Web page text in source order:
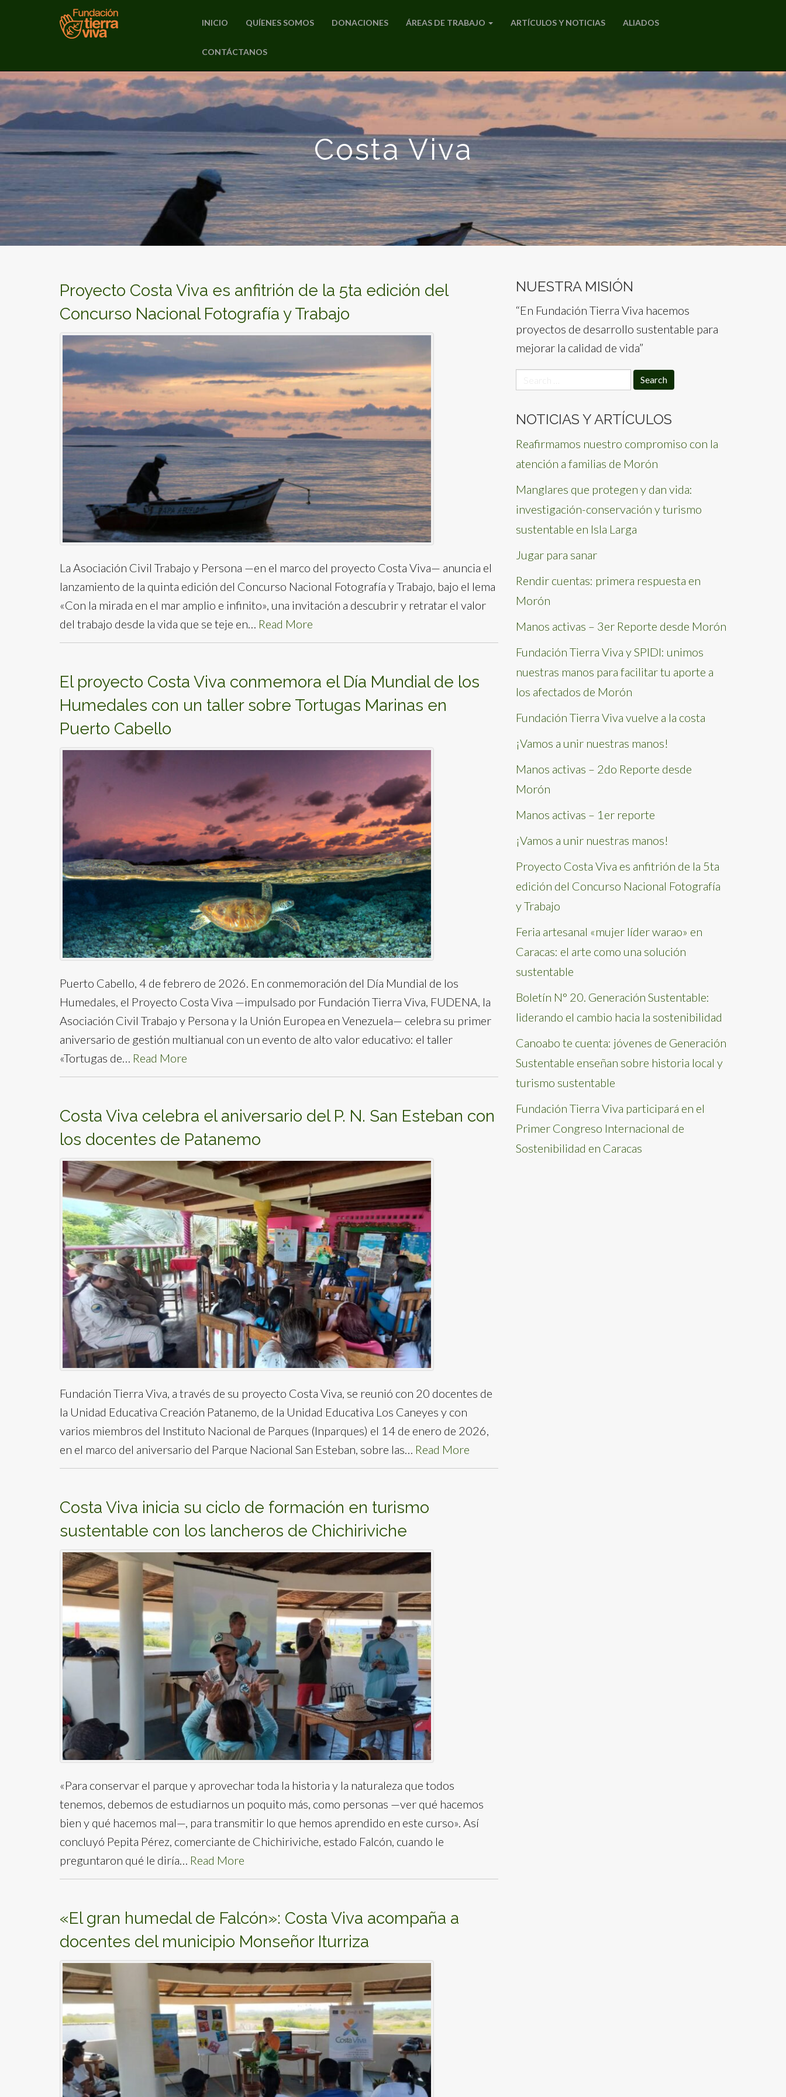
MENU
to
content
INICIO QUÍENES SOMOS DONACIONES ÁREAS DE TRABAJO ARTÍCULOS Y NOTICIAS ALIADOS
CONTÁCTANOS
Costa Viva
Proyecto Costa Viva es anfitrión de la 5ta edición del
Concurso Nacional Fotografía y Trabajo
La Asociación Civil Trabajo y Persona —en el marco del proyecto Costa Viva— anuncia el
lanzamiento de la quinta edición del Concurso Nacional Fotografía y Trabajo, bajo el lema
«Con la mirada en el mar amplio e infinito», una invitación a descubrir y retratar el valor
del trabajo desde la vida que se teje en… Read More
El proyecto Costa Viva conmemora el Día Mundial de los
Humedales con un taller sobre Tortugas Marinas en
Puerto Cabello
Puerto Cabello, 4 de febrero de 2026. En conmemoración del Día Mundial de los
Humedales, el Proyecto Costa Viva —impulsado por Fundación Tierra Viva, FUDENA, la
Asociación Civil Trabajo y Persona y la Unión Europea en Venezuela— celebra su primer
aniversario de gestión multianual con un evento de alto valor educativo: el taller
«Tortugas de… Read More
Costa Viva celebra el aniversario del P. N. San Esteban con
los docentes de Patanemo
Fundación Tierra Viva, a través de su proyecto Costa Viva, se reunió con 20 docentes de
la Unidad Educativa Creación Patanemo, de la Unidad Educativa Los Caneyes y con
varios miembros del Instituto Nacional de Parques (Inparques) el 14 de enero de 2026,
en el marco del aniversario del Parque Nacional San Esteban, sobre las… Read More
Costa Viva inicia su ciclo de formación en turismo
sustentable con los lancheros de Chichiriviche
«Para conservar el parque y aprovechar toda la historia y la naturaleza que todos
tenemos, debemos de estudiarnos un poquito más, como personas —ver qué hacemos
bien y qué hacemos mal—, para transmitir lo que hemos aprendido en este curso». Así
concluyó Pepita Pérez, comerciante de Chichiriviche, estado Falcón, cuando le
preguntaron qué le diría… Read More
«El gran humedal de Falcón»: Costa Viva acompaña a
docentes del municipio Monseñor Iturriza
NUESTRA MISIÓN
“En Fundación Tierra Viva hacemos
proyectos de desarrollo sustentable para
mejorar la calidad de vida”
for:
NOTICIAS Y ARTÍCULOS
Reafirmamos nuestro compromiso con la
atención a familias de Morón
Manglares que protegen y dan vida:
investigación-conservación y turismo
sustentable en Isla Larga
Jugar para sanar
Rendir cuentas: primera respuesta en
Morón
Manos activas – 3er Reporte desde Morón
Fundación Tierra Viva y SPIDI: unimos
nuestras manos para facilitar tu aporte a
los afectados de Morón
Fundación Tierra Viva vuelve a la costa
¡Vamos a unir nuestras manos!
Manos activas – 2do Reporte desde
Morón
Manos activas – 1er reporte
¡Vamos a unir nuestras manos!
Proyecto Costa Viva es anfitrión de la 5ta
edición del Concurso Nacional Fotografía
y Trabajo
Feria artesanal «mujer líder warao» en
Caracas: el arte como una solución
sustentable
Boletín N° 20. Generación Sustentable:
liderando el cambio hacia la sostenibilidad
Canoabo te cuenta: jóvenes de Generación
Sustentable enseñan sobre historia local y
turismo sustentable
Fundación Tierra Viva participará en el
Primer Congreso Internacional de
Sostenibilidad en Caracas